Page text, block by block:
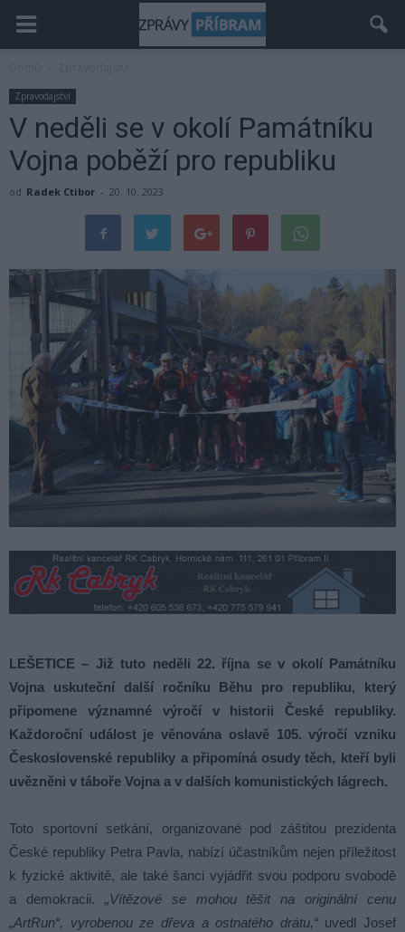
Zpravodajství
V neděli se v okolí Památníku
Vojna poběží pro republiku
od Radek Ctibor - 20. 10. 2023
LEŠETICE – Již tuto neděli 22. října se v okolí Památníku
Vojna uskuteční další ročníku Běhu pro republiku, který
připomene významné výročí v historii České republiky.
Každoroční událost je věnována oslavě 105. výročí vzniku
Československé republiky a připomíná osudy těch, kteří byli
uvězněni v táboře Vojna a v dalších komunistických lágrech.
Toto sportovní setkání, organizované pod záštitou prezidenta
České republiky Petra Pavla, nabízí účastníkům nejen příležitost
k fyzické aktivitě, ale také šanci vyjádřit svou podporu svobodě
a demokracii. „Vítězové se mohou těšit na originální cenu
„ArtRun“, vyrobenou ze dřeva a ostnatého drátu,“uvedl Josef